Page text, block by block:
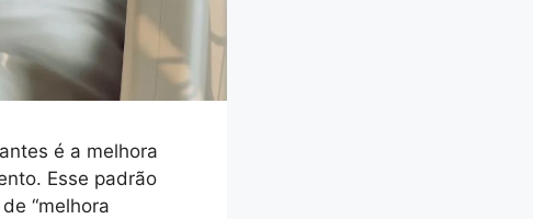
é a melhora
Esse padrão
“melhora